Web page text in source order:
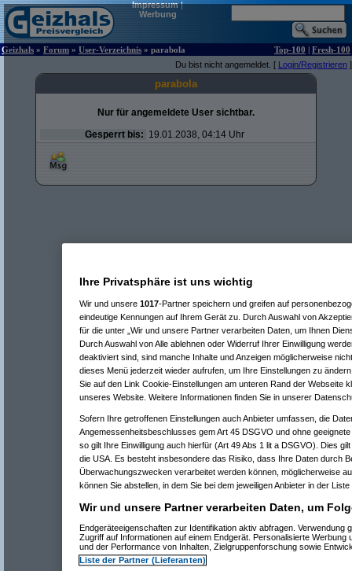
Impressum|
Werbung
Geizhals » Forum » User-Verzeichnis » parabola Top-100 | Fresh-100
Du bist nicht angemeldet. [ Login/Registrieren ]
parabola
Nur für angemeldete User sichtbar.
Gesperrt bis: 19.01.2038, 04:14 Uhr
Ihre Privatsphäre ist uns wichtig
Wir und unsere 1017-Partner speichern und greifen auf
eindeutige Kennungen auf Ihrem Gerät zu. Durch Auswahl von
für die unter „Wir und unsere Partner verarbeiten Daten, um Ihnen
Durch Auswahl von Alle ablehnen oder Widerruf Ihrer Einwilligung
deaktiviert sind, sind manche Inhalte und Anzeigen möglicherweise
dieses Menü jederzeit wieder aufrufen, um Ihre Einstellungen zu
Sie auf den Link Cookie-Einstellungen am unteren Rand der Webseite
unseres Website. Weitere Informationen finden Sie in unserer
Sofern Ihre getroffenen Einstellungen auch Anbieter umfassen, die
Angemessenheitsbeschlusses gem Art 45 DSGVO und ohne
so gilt Ihre Einwilligung auch hierfür (Art 49 Abs 1 lit a DSGVO). Dies
die USA. Es besteht insbesondere das Risiko, dass Ihre Daten durch
Überwachungszwecken verarbeitet werden können, möglicherweise
können Sie abstellen, in dem Sie bei dem jeweiligen Anbieter in der
Wir und unsere Partner verarbeiten Daten, um
Endgeräteeigenschaften zur Identifikation aktiv abfragen. Verwendung
Zugriff auf Informationen auf einem Endgerät. Personalisierte Werbung
und der Performance von Inhalten, Zielgruppenforschung sowie
Liste der Partner (Lieferanten)